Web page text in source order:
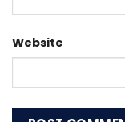
Website